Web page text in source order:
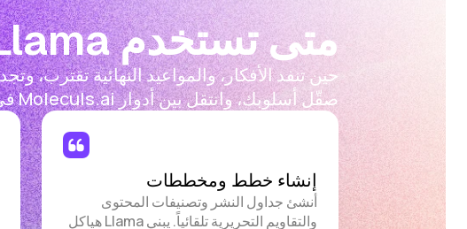
متى تستخدم Llama؟
صقّل أسلوبك، وانتقل بين أدوار Moleculs.ai في أي وقت.
إنشاء خطط ومخططات
أنشئ جداول النشر وتصنيفات المحتوى
والتقاويم التحريرية تلقائياً. يبني Llama هياكل